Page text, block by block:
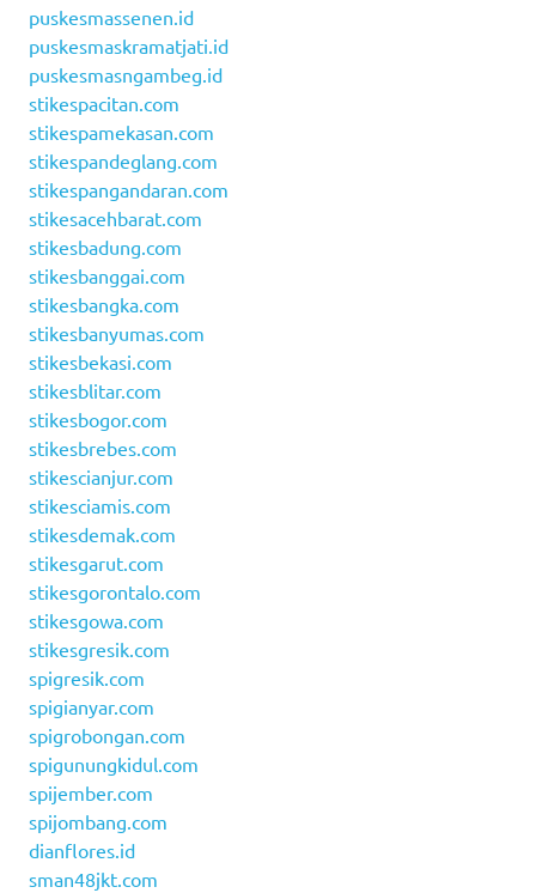
puskesmassenen.id
puskesmaskramatjati.id
puskesmasngambeg.id
stikespacitan.com
stikespamekasan.com
stikespandeglang.com
stikespangandaran.com
stikesacehbarat.com
stikesbadung.com
stikesbanggai.com
stikesbangka.com
stikesbanyumas.com
stikesbekasi.com
stikesblitar.com
stikesbogor.com
stikesbrebes.com
stikescianjur.com
stikesciamis.com
stikesdemak.com
stikesgarut.com
stikesgorontalo.com
stikesgowa.com
stikesgresik.com
spigresik.com
spigianyar.com
spigrobongan.com
spigunungkidul.com
spijember.com
spijombang.com
dianflores.id
sman48jkt.com